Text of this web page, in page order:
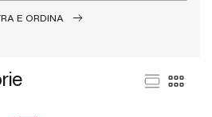
E ORDINA